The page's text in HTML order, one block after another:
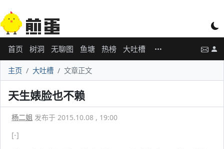
首页 树洞 无聊图 鱼塘 热榜 大吐槽
主页 大吐槽 文章正文
天生婊脸也不赖
杨二姐 发布于 2015.10.08 , 19:00
[-]